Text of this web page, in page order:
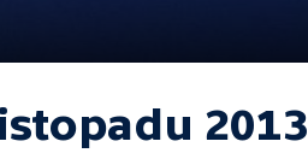
2013